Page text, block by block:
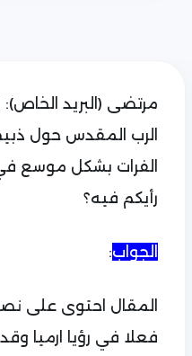
مرتضى (البريد
الرب المقدس حول
الفرات بشكل موسع
رأيكم فيه؟
الجواب:
المقال احتوى على
فعلا في رؤيا ارميا